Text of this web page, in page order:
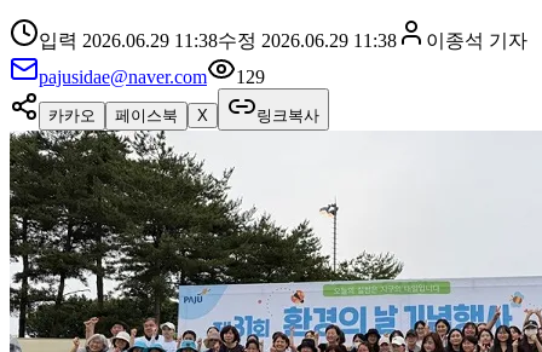
입력 2026.06.29 11:38수정 2026.06.29 11:38 이종석 기자
pajusidae@naver.com
129
카카오 페이스북 X 링크복사